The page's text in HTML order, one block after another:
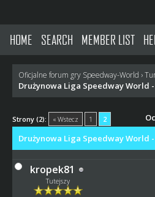
HOME SEARCH MEMBER LIST
Oficjalne forum gry Speedway-World ›
Drużynowa Liga Speedway World -
Strony (2): « Wstecz 1 2
Drużynowa Liga Speedway World -
kropek81
Tutejszy